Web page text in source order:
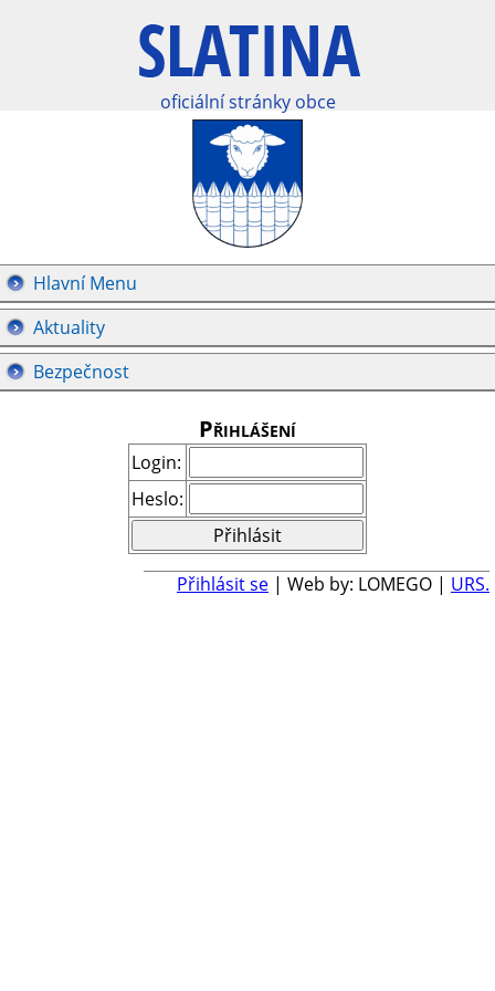
oficiální stránky obce
Hlavní Menu
Aktuality
Bezpečnost
Přihlášení
Login:
Heslo:
Přihlásit se | Web by: LOMEGO | URS.